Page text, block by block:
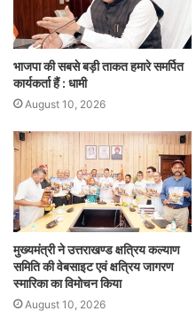
भाजपा की सबसे बड़ी ताकत हमारे समर्पित
कार्यकर्ता हैं : धामी
August 10, 2026
मुख्यमंत्री ने उत्तराखण्ड क्षत्रिय कल्याण
समिति की वेबसाइट एवं क्षत्रिय जागरण
स्मारिका का विमोचन किया
August 10, 2026